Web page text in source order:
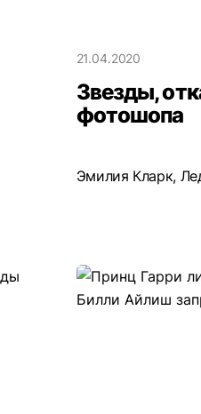
21.04.2020
Звезды,
фотошопа
Эмилия Кларк,